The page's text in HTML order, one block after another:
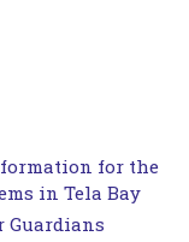
for the
in Tela Bay
Guardians